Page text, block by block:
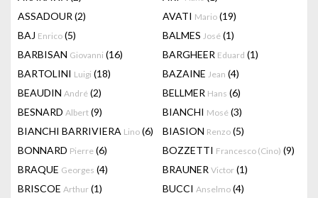
ASSADOUR (2) AVATI Mario (19)
BAJ Enrico (5) BALMES José (1)
BARBISAN Giovanni (16) BARGHEER Eduard (1)
BARTOLINI Luigi (18) BAZAINE Jean (4)
BEAUDIN André (2) BELLMER Hans (6)
BESNARD Albert (9) BIANCHI Mosé (3)
BIANCHI BARRIVIERA Lino (6) BIASION Renzo (5)
BONNARD Pierre (6) BOZZETTI Francesco (Cino) (9)
BRAQUE Georges (4) BRAUNER Victor (1)
BRISCOE Arthur (1) BUCCI Anselmo (4)